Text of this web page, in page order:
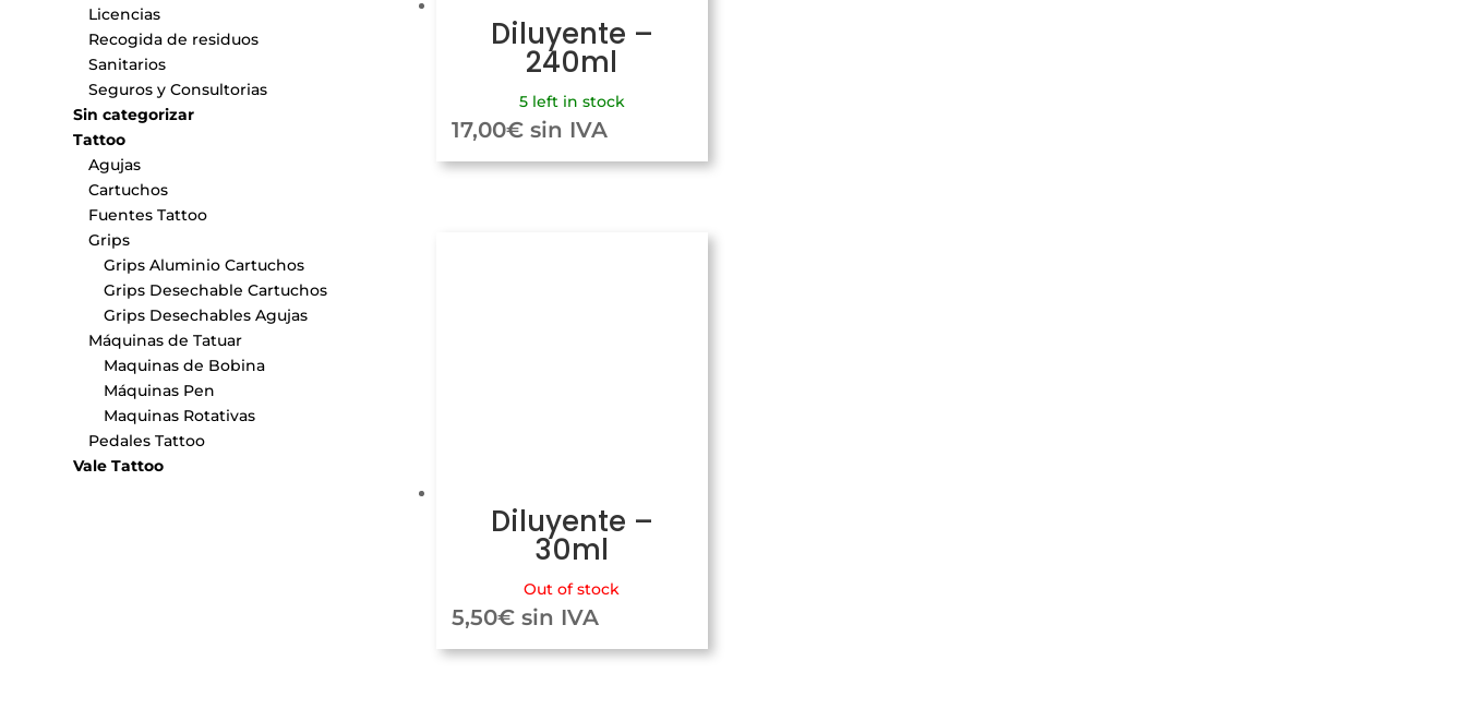
Licencias
Recogida de residuos
Sanitarios
Seguros y Consultorias
Sin categorizar
Tattoo
Agujas
Cartuchos
Fuentes Tattoo
Grips
Grips Aluminio Cartuchos
Grips Desechable Cartuchos
Grips Desechables Agujas
Máquinas de Tatuar
Maquinas de Bobina
Máquinas Pen
Maquinas Rotativas
Pedales Tattoo
Vale Tattoo
Diluyente –
240ml
5 left in stock
17,00€ sin IVA
Diluyente –
30ml
Out of stock
5,50€ sin IVA